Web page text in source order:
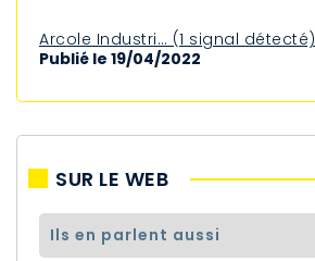
Arcole Industri… (1 signal détecté)
Publié le 19/04/2022
SUR LE WEB
ils en parlent aussi